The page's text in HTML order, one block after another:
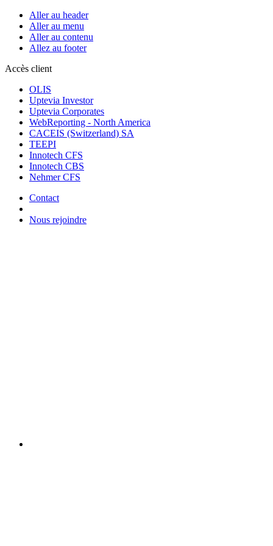
Aller au header
Aller au menu
Aller au contenu
Allez au footer
Accès client
OLIS
Uptevia Investor
Uptevia Corporates
WebReporting - North America
CACEIS (Switzerland) SA
TEEPI
Innotech CFS
Innotech CBS
Nehmer CFS
Contact
Nous rejoindre